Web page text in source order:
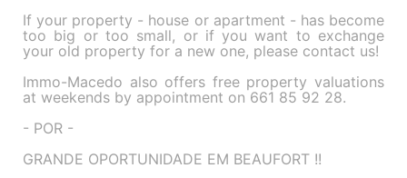
If your property - house or apartment - has become
too big or too small, or if you want to exchange
your old property for a new one, please contact us!
Immo-Macedo also offers free property valuations
at weekends by appointment on 661 85 92 28.
- POR -
GRANDE OPORTUNIDADE EM BEAUFORT !!